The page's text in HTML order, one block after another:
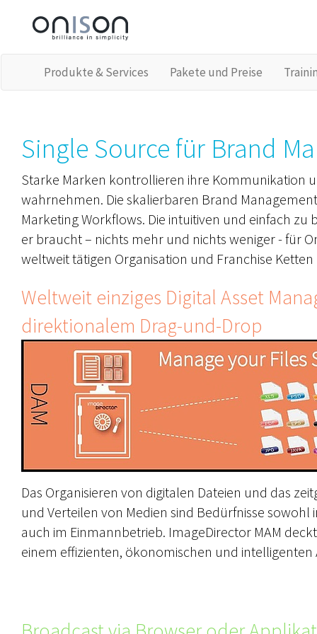
Produkte & Services Pakete und Preise
Single Source für Brand
Starke Marken kontrollieren ihre Kommunikation
wahrnehmen. Die skalierbaren Brand
Marketing Workflows. Die intuitiven und einfach
er braucht – nichts mehr und nichts weniger - für
weltweit tätigen Organisation und Franchise Ketten
Weltweit einziges Digital Asset
direktionalem Drag-und-Drop
Das Organisieren von digitalen Dateien und das
und Verteilen von Medien sind Bedürfnisse
auch im Einmannbetrieb. ImageDirector MAM
einem effizienten, ökonomischen und intelligenten